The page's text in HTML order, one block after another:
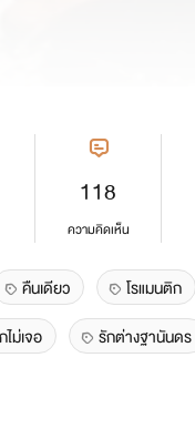
118
ความคิดเห็น
คืนเดียว
โรแมนติก
ม่เจอ รักต่างฐานันดร